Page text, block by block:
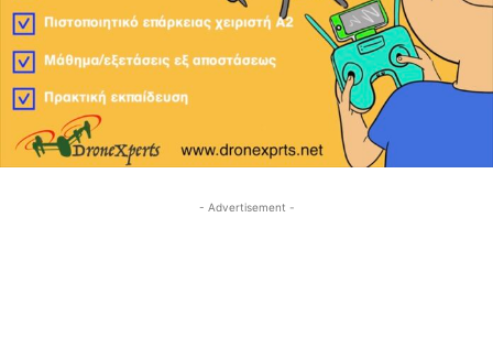
- Advertisement -